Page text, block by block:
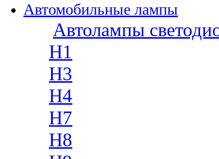
Автомобильные лампы
Автолампы
H1
H3
H4
H7
H8